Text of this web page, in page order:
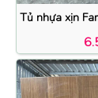
Tủ nhựa xịn